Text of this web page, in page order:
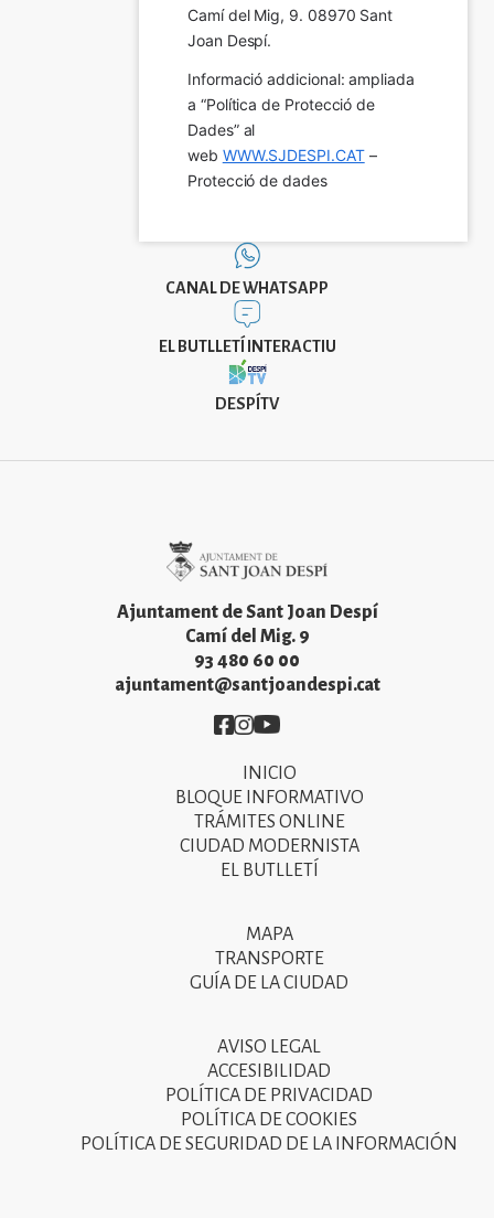
Camí del Mig, 9. 08970 Sant
Joan Despí.
Informació addicional: ampliada
a “Política de Protecció de
Dades” al
web WWW.SJDESPI.CAT –
Protecció de dades
CANAL DE WHATSAPP
EL BUTLLETÍ INTERACTIU
DESPÍTV
Ajuntament de Sant Joan Despí
Camí del Mig. 9
93 480 60 00
ajuntament@santjoandespi.cat
Imatge
Imatge
Imatge
INICIO
BLOQUE INFORMATIVO
TRÁMITES ONLINE
CIUDAD MODERNISTA
EL BUTLLETÍ
MAPA
TRANSPORTE
GUÍA DE LA CIUDAD
AVISO LEGAL
ACCESIBILIDAD
POLÍTICA DE PRIVACIDAD
POLÍTICA DE COOKIES
POLÍTICA DE SEGURIDAD DE LA INFORMACIÓN